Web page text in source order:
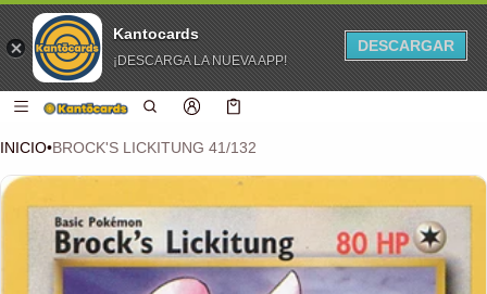
INICIO•BROCK'S LICKITUNG 41/132
DEL PRODUCTO
Kantocards
¡DESCARGA LA NUEVA APP!
DESCARGAR